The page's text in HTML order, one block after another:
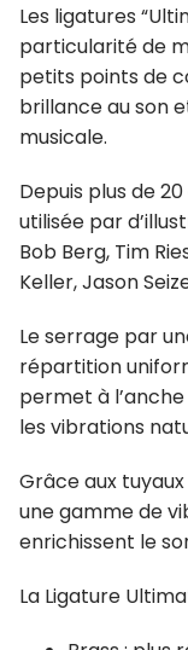
Les ligatures
particularité de
petits points de
brillance au son
musicale.
Depuis plus de
utilisée par
Bob Berg, Tim
Keller, Jason
Le serrage par
répartition
permet à
les vibrations
Grâce aux
une gamme de
enrichissent le
La Ligature